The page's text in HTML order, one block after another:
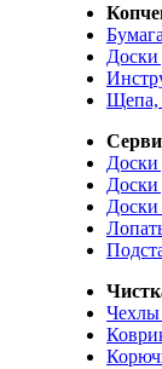
Доски
Щепа,
Доски
Доски
Чехлы